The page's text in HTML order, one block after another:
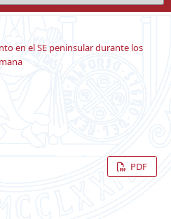
en el SE peninsular durante los
PDF